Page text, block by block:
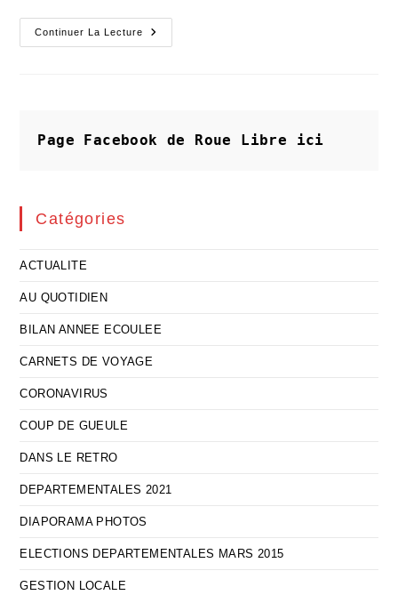
Continuer La Lecture
Nous
Vieillirons
Page Facebook de Roue Libre ici
Catégories
ACTUALITE
AU QUOTIDIEN
BILAN ANNEE ECOULEE
CARNETS DE VOYAGE
CORONAVIRUS
COUP DE GUEULE
DANS LE RETRO
DEPARTEMENTALES 2021
DIAPORAMA PHOTOS
ELECTIONS DEPARTEMENTALES MARS 2015
GESTION LOCALE